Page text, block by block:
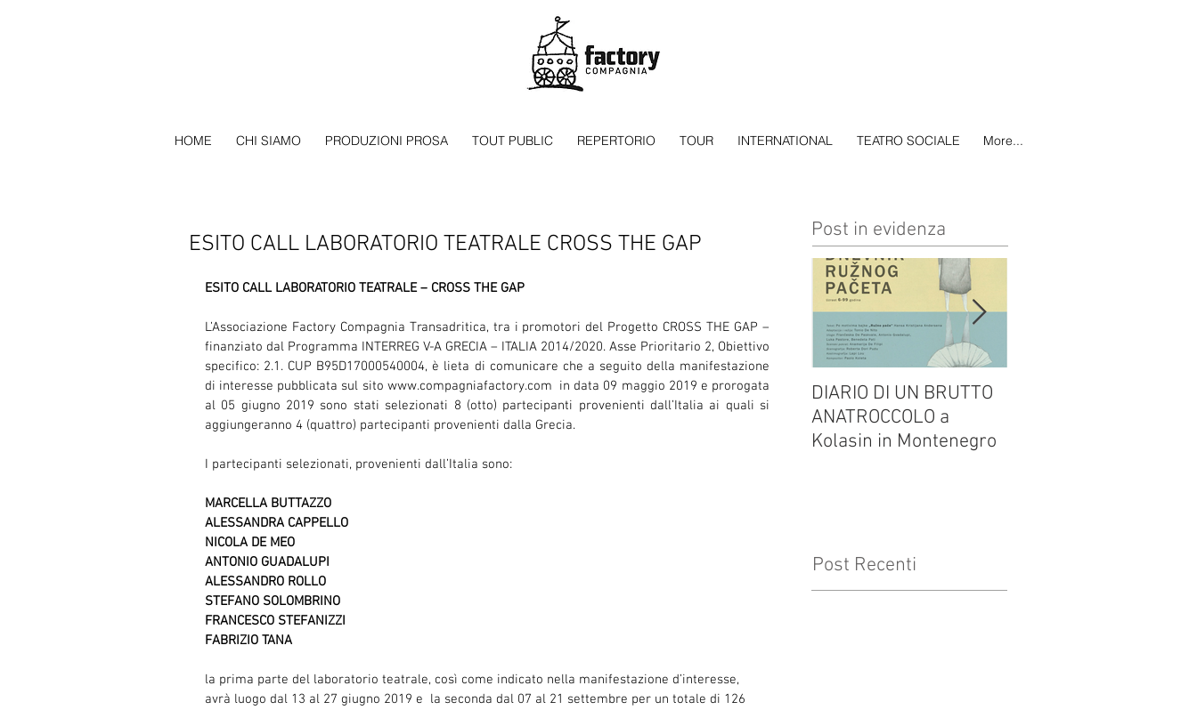
HOME CHI SIAMO PRODUZIONI PROSA TOUT PUBLIC REPERTORIO TOUR INTERNATIONAL TEATRO SOCIALE More...
ESITO CALL LABORATORIO TEATRALE CROSS THE GAP
ESITO CALL LABORATORIO TEATRALE – CROSS THE GAP
L’Associazione Factory Compagnia Transadritica, tra i promotori del Progetto CROSS THE GAP –
finanziato dal Programma INTERREG V-A GRECIA – ITALIA 2014/2020. Asse Prioritario 2, Obiettivo
specifico: 2.1. CUP B95D17000540004, è lieta di comunicare che a seguito della manifestazione
di interesse pubblicata sul sito www.compagniafactory.com  in data 09 maggio 2019 e prorogata
al 05 giugno 2019 sono stati selezionati 8 (otto) partecipanti provenienti dall’Italia ai quali si
aggiungeranno 4 (quattro) partecipanti provenienti dalla Grecia.
I partecipanti selezionati, provenienti dall’Italia sono:
MARCELLA BUTTAZZO
ALESSANDRA CAPPELLO
NICOLA DE MEO
ANTONIO GUADALUPI
ALESSANDRO ROLLO
STEFANO SOLOMBRINO
FRANCESCO STEFANIZZI
FABRIZIO TANA
la prima parte del laboratorio teatrale, così come indicato nella manifestazione d’interesse,
avrà luogo dal 13 al 27 giugno 2019 e  la seconda dal 07 al 21 settembre per un totale di 126
Post in evidenza
DIARIO DI UN BRUTTO
ANATROCCOLO a
Kolasin in Montenegro
Post Recenti